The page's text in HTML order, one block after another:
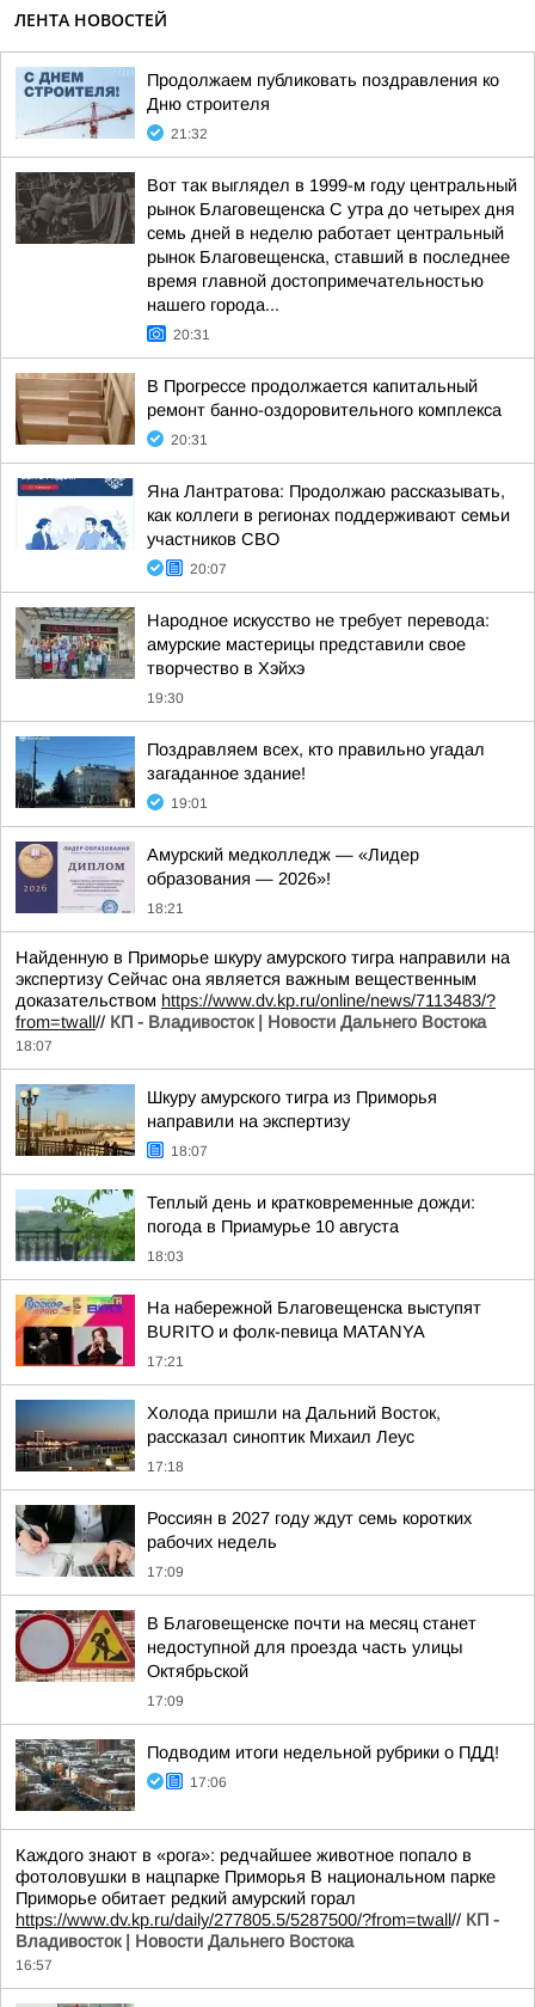
ЛЕНТА НОВОСТЕЙ
Продолжаем публиковать поздравления ко
Дню строителя
21:32
Вот так выглядел в 1999-м году центральный
рынок Благовещенска С утра до четырех дня
семь дней в неделю работает центральный
рынок Благовещенска, ставший в последнее
время главной достопримечательностью
нашего города...
20:31
В Прогрессе продолжается капитальный
ремонт банно-оздоровительного комплекса
20:31
Яна Лантратова: Продолжаю рассказывать,
как коллеги в регионах поддерживают семьи
участников СВО
20:07
Народное искусство не требует перевода:
амурские мастерицы представили свое
творчество в Хэйхэ
19:30
Поздравляем всех, кто правильно угадал
загаданное здание!
19:01
Амурский медколледж — «Лидер
образования — 2026»!
18:21
Найденную в Приморье шкуру амурского тигра направили на
экспертизу Сейчас она является важным вещественным
доказательством https://www.dv.kp.ru/online/news/7113483/?
from=twall// КП - Владивосток | Новости Дальнего Востока
18:07
Шкуру амурского тигра из Приморья
направили на экспертизу
18:07
Теплый день и кратковременные дожди:
погода в Приамурье 10 августа
18:03
На набережной Благовещенска выступят
BURITO и фолк-певица MATANYA
17:21
Холода пришли на Дальний Восток,
рассказал синоптик Михаил Леус
17:18
Россиян в 2027 году ждут семь коротких
рабочих недель
17:09
В Благовещенске почти на месяц станет
недоступной для проезда часть улицы
Октябрьской
17:09
Подводим итоги недельной рубрики о ПДД!
17:06
Каждого знают в «рога»: редчайшее животное попало в
фотоловушки в нацпарке Приморья В национальном парке
Приморье обитает редкий амурский горал
https://www.dv.kp.ru/daily/277805.5/5287500/?from=twall// КП -
Владивосток | Новости Дальнего Востока
16:57